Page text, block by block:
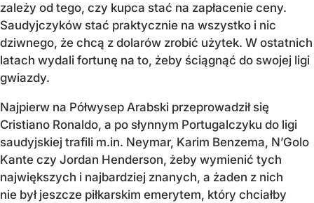
zależy od tego, czy kupca stać na zapłacenie ceny.
Saudyjczyków stać praktycznie na wszystko i nic
dziwnego, że chcą z dolarów zrobić użytek. W ostatnich
latach wydali fortunę na to, żeby ściągnąć do swojej ligi
gwiazdy.
Najpierw na Półwysep Arabski przeprowadził się
Cristiano Ronaldo, a po słynnym Portugalczyku do ligi
saudyjskiej trafili m.in. Neymar, Karim Benzema, N’Golo
Kante czy Jordan Henderson, żeby wymienić tych
największych i najbardziej znanych, a żaden z nich
nie był jeszcze piłkarskim emerytem, który chciałby